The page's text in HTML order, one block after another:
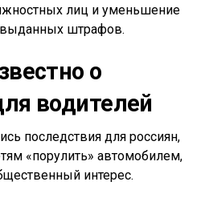
лиц и уменьшение
выданных штрафов.
о
водителей
последствия для россиян,
«порулить» автомобилем,
интерес.